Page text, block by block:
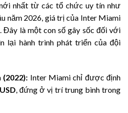
nhất từ các tổ chức uy tín như
năm 2026, giá trị của Inter Miami
. Đây là một con số gây sốc đối với
lại hành trình phát triển của đội
Inter Miami chỉ được định
, đứng ở vị trí trung bình trong